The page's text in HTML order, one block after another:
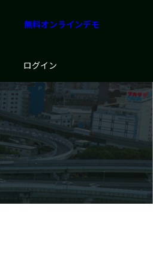
無料オンラインデモ
ログイン